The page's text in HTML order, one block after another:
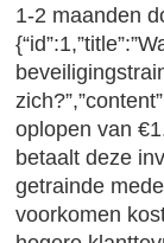
1-2 maanden
oplopen van
betaalt deze
getrainde
voorkomen